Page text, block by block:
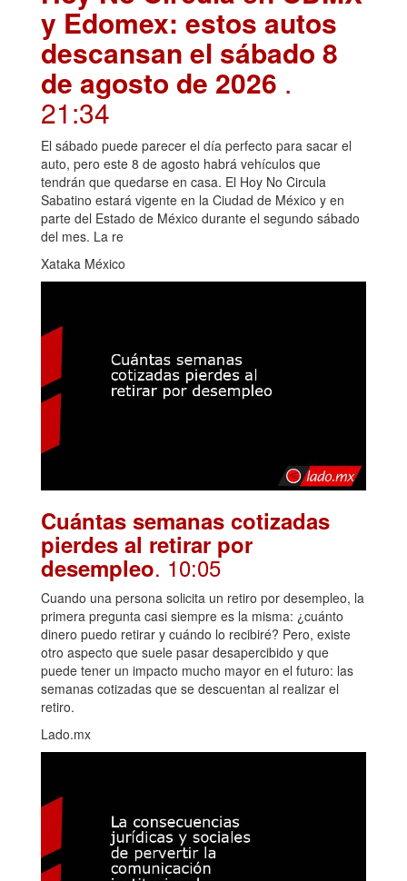
y Edomex: estos autos
descansan el sábado 8
de agosto de 2026 .
21:34
El sábado puede parecer el día perfecto para sacar el
auto, pero este 8 de agosto habrá vehículos que
tendrán que quedarse en casa. El Hoy No Circula
Sabatino estará vigente en la Ciudad de México y en
parte del Estado de México durante el segundo sábado
del mes. La re
Xataka México
Cuántas semanas cotizadas
pierdes al retirar por
desempleo. 10:05
Cuando una persona solicita un retiro por desempleo, la
primera pregunta casi siempre es la misma: ¿cuánto
dinero puedo retirar y cuándo lo recibiré? Pero, existe
otro aspecto que suele pasar desapercibido y que
puede tener un impacto mucho mayor en el futuro: las
semanas cotizadas que se descuentan al realizar el
retiro.
Lado.mx